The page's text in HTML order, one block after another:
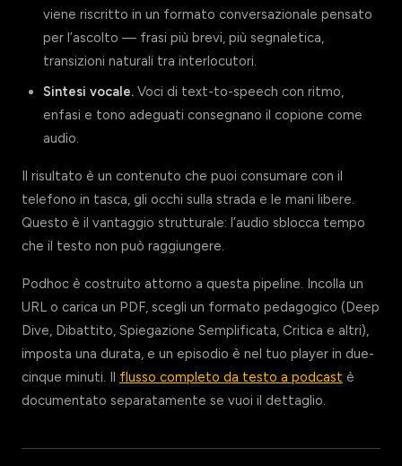
viene riscritto in un formato conversazionale pensato
per l’ascolto — frasi più brevi, più segnaletica,
transizioni naturali tra interlocutori.
Sintesi vocale. Voci di text-to-speech con ritmo,
enfasi e tono adeguati consegnano il copione come
audio.
Il risultato è un contenuto che puoi consumare con il
telefono in tasca, gli occhi sulla strada e le mani libere.
Questo è il vantaggio strutturale: l’audio sblocca tempo
che il testo non può raggiungere.
Podhoc è costruito attorno a questa pipeline. Incolla un
URL o carica un PDF, scegli un formato pedagogico (Deep
Dive, Dibattito, Spiegazione Semplificata, Critica e altri),
imposta una durata, e un episodio è nel tuo player in due-
cinque minuti. Il flusso completo da testo a podcast è
documentato separatamente se vuoi il dettaglio.